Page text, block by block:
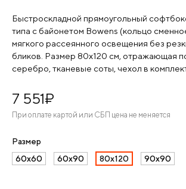
Быстроскладной прямоугольный
типа с байонетом Bowens (кольцо
мягкого рассеянного освещения без
бликов. Размер 80х120 см, отражающая
серебро, тканевые соты, чехол в
7 551¤
При оплате картой или СБП цена не меняется
Размер
60х60
60х90 80х120 90х90